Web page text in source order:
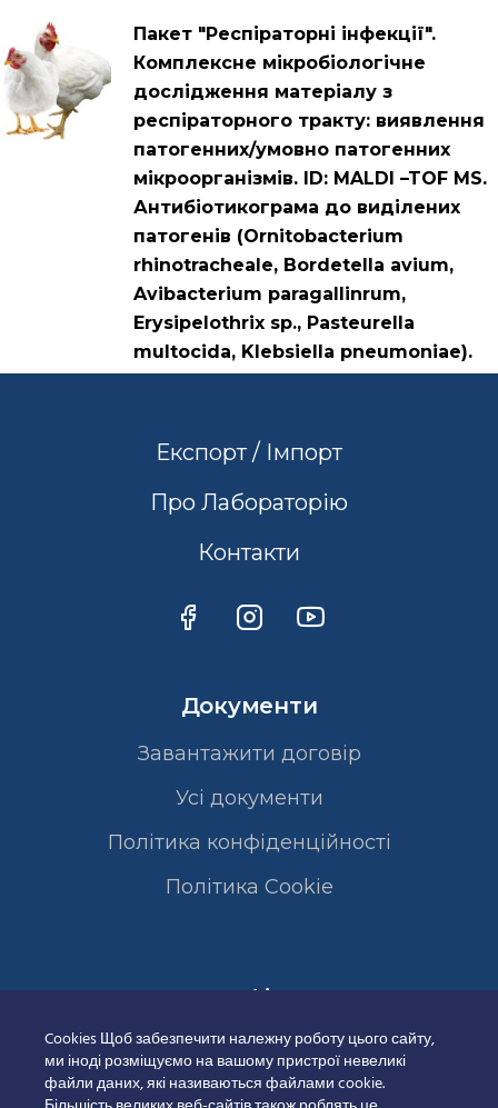
Пакет "Респіраторні інфекції".
Комплексне мікробіологічне
дослідження матеріалу з
респіраторного тракту: виявлення
патогенних/умовно патогенних
мікроорганізмів. ID: MALDI –TOF MS.
Антибіотикограма до виділених
патогенів (Ornitobacterium
rhinotracheale, Bordetella avium,
Avibacterium paragallinrum,
Erysipelothrix sp., Pasteurella
multocida, Klebsiella pneumoniae).
Експорт / Імпорт
Про Лабораторію
Контакти
Документи
Завантажити договір
Усі документи
Політика конфіденційності
Полiтика Cookie
Сертифікати
Cookies Щоб забезпечити належну роботу цього сайту,
ми іноді розміщуємо на вашому пристрої невеликі
файли даних, які називаються файлами cookie.